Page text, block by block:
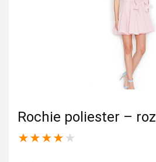
Rochie poliester – roz
★★★★ ★